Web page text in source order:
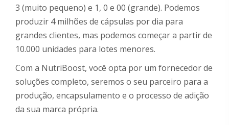
3 (muito pequeno) e 1, 0 e 00 (grande). Podemos
produzir 4 milhões de cápsulas por dia para
grandes clientes, mas podemos começar a partir de
10.000 unidades para lotes menores.
Com a NutriBoost, você opta por um fornecedor de
soluções completo, seremos o seu parceiro para a
produção, encapsulamento e o processo de adição
da sua marca própria.